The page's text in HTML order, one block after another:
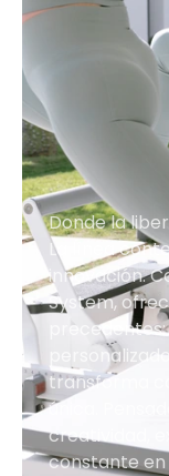
Donde la
La línea
innovación.
System,
transforma
única.
creatividad,
constante